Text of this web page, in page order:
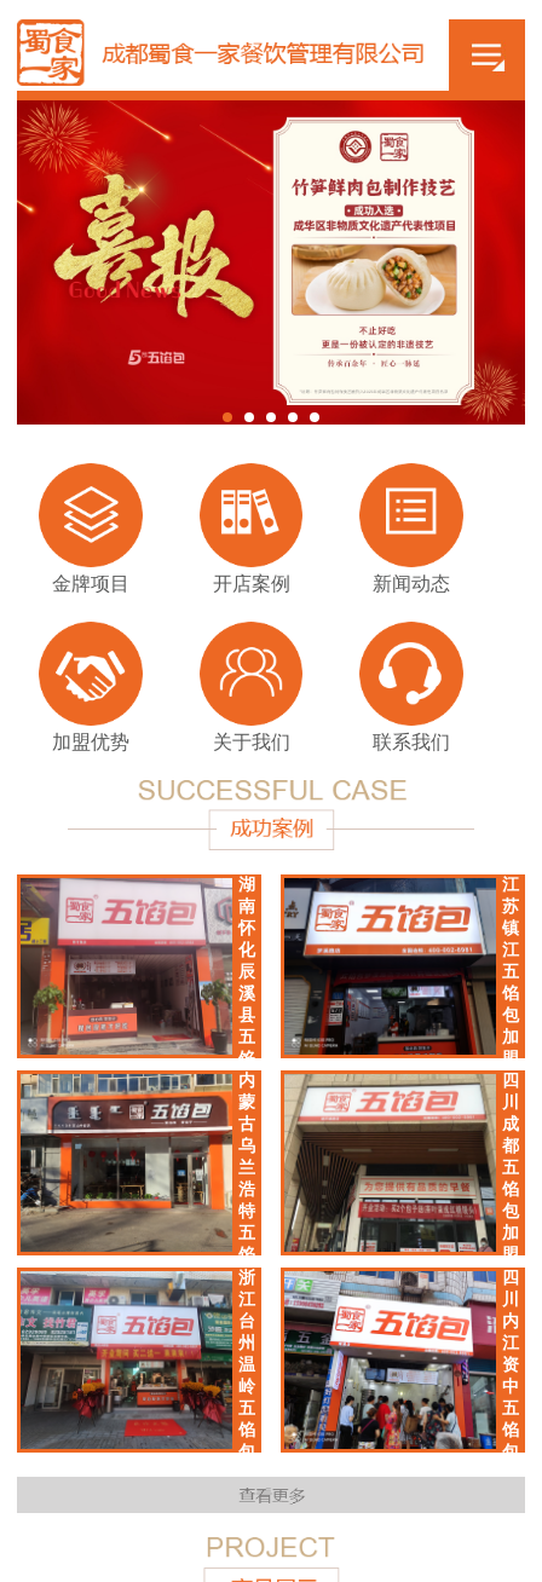
金牌项目 开店案例 新闻动态
加盟优势 关于我们 联系我们
湖
南
怀
化
辰
溪
县
五
馅
包
加
盟
店
江
苏
镇
江
五
馅
包
加
盟
店
内
蒙
古
乌
兰
浩
特
五
馅
包
加
盟
店
四
川
成
都
五
馅
包
加
盟
店
浙
江
台
州
温
岭
五
馅
包
加
盟
店
四
川
内
江
资
中
五
馅
包
加
店